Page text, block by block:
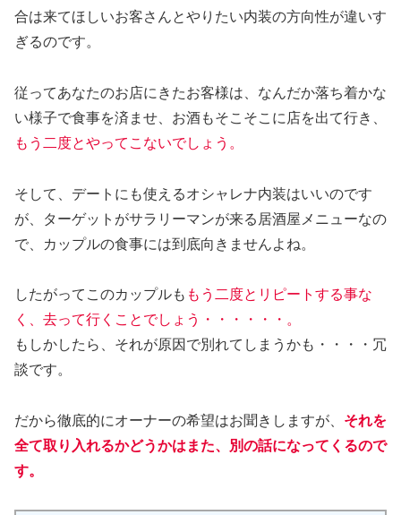
合は来てほしいお客さんとやりたい内装の方向性が違いす
ぎるのです。
従ってあなたのお店にきたお客様は、なんだか落ち着かな
い様子で食事を済ませ、お酒もそこそこに店を出て行き、
もう二度とやってこないでしょう。
そして、デートにも使えるオシャレナ内装はいいのです
が、ターゲットがサラリーマンが来る居酒屋メニューなの
で、カップルの食事には到底向きませんよね。
したがってこのカップルも もう二度とリピートする事な
く、去って行くことでしょう・・・・・・。
もしかしたら、それが原因で別れてしまうかも・・・・冗
談です。
だから徹底的にオーナーの希望はお聞きしますが、 それを
全て取り入れるかどうかはまた、別の話になってくるので
す。